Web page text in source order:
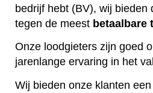
bedrijf hebt (BV), wij bieden
tegen de meest betaalbare
Onze loodgieters zijn goed
jarenlange ervaring in het
Wij bieden onze klanten